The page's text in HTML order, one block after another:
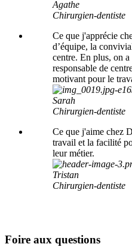
Agathe
Chirurgien-dentiste
Ce que j'apprécie
d’équipe, la
centre. En plus, on
responsable de
motivant pour le
Sarah
Chirurgien-dentiste
Ce que j'aime chez
travail et la facilité
leur métier.
Tristan
Chirurgien-dentiste
Foire aux questions